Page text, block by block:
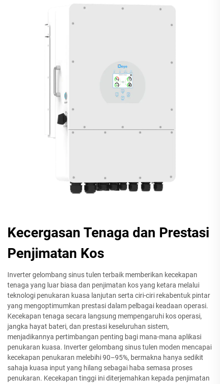
Kecergasan Tenaga dan Prestasi
Penjimatan Kos
Inverter gelombang sinus tulen terbaik memberikan kecekapan
tenaga yang luar biasa dan penjimatan kos yang ketara melalui
teknologi penukaran kuasa lanjutan serta ciri-ciri rekabentuk pintar
yang mengoptimumkan prestasi dalam pelbagai keadaan operasi.
Kecekapan tenaga secara langsung mempengaruhi kos operasi,
jangka hayat bateri, dan prestasi keseluruhan sistem,
menjadikannya pertimbangan penting bagi mana-mana aplikasi
penukaran kuasa. Inverter gelombang sinus tulen moden mencapai
kecekapan penukaran melebihi 90–95%, bermakna hanya sedikit
sahaja kuasa input yang hilang sebagai haba semasa proses
penukaran. Kecekapan tinggi ini diterjemahkan kepada penjimatan